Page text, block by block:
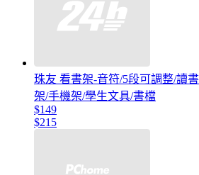
珠友 看書架-音符/5段可調整/讀
架/手機架/學生文具/書檔
$149
$215